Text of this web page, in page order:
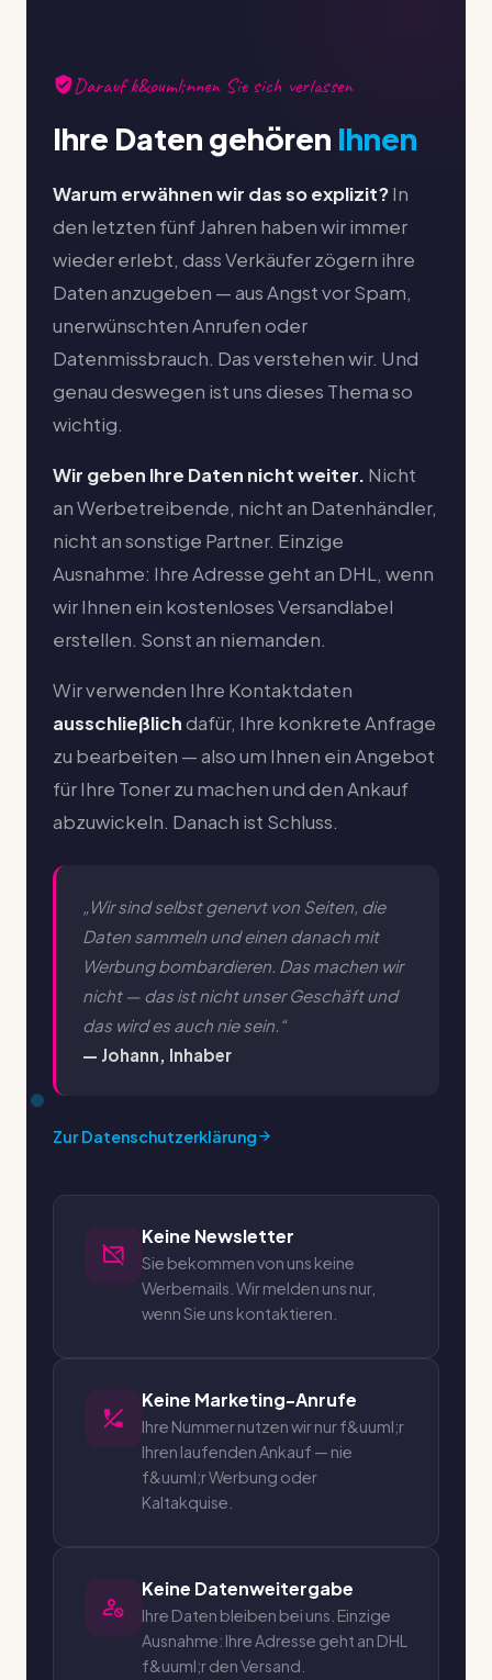
Darauf k&ouml;nnen Sie sich verlassen
Ihre Daten gehören Ihnen
Warum erwähnen wir das so explizit?In
den letzten fünf Jahren haben wir immer
wieder erlebt, dass Verkäufer zögern ihre
Daten anzugeben — aus Angst vor Spam,
unerwünschten Anrufen oder
Datenmissbrauch. Das verstehen wir. Und
genau deswegen ist uns dieses Thema so
wichtig.
Wir geben Ihre Daten nicht weiter. Nicht
an Werbetreibende, nicht an Datenhändler,
nicht an sonstige Partner. Einzige
Ausnahme: Ihre Adresse geht an DHL, wenn
wir Ihnen ein kostenloses Versandlabel
erstellen. Sonst an niemanden.
Wir verwenden Ihre Kontaktdaten
ausschließlichdafür, Ihre konkrete Anfrage
zu bearbeiten — also um Ihnen ein Angebot
für Ihre Toner zu machen und den Ankauf
abzuwickeln. Danach ist Schluss.
„Wir sind selbst genervt von Seiten, die
Daten sammeln und einen danach mit
Werbung bombardieren. Das machen wir
nicht — das ist nicht unser Geschäft und
das wird es auch nie sein.“
— Johann, Inhaber
Zur Datenschutzerklärung
Keine Newsletter
Sie bekommen von uns keine
Werbemails. Wir melden uns nur,
wenn Sie uns kontaktieren.
Keine Marketing-Anrufe
Ihre Nummer nutzen wir nur f&uuml;r
Ihren laufenden Ankauf — nie
f&uuml;r Werbung oder
Kaltakquise.
Keine Datenweitergabe
Ihre Daten bleiben bei uns. Einzige
Ausnahme: Ihre Adresse geht an DHL
f&uuml;r den Versand.